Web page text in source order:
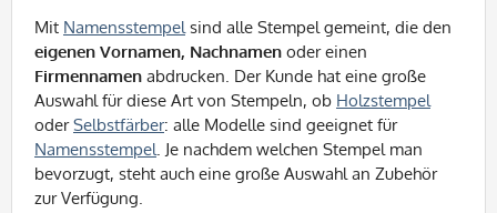
Mit Namensstempel sind alle Stempel gemeint, die den
eigenen Vornamen, Nachnamen oder einen
Firmennamen abdrucken. Der Kunde hat eine große
Auswahl für diese Art von Stempeln, ob Holzstempel
oderSelbstfärber: alle Modelle sind geeignet für
Namensstempel . Je nachdem welchen Stempel man
bevorzugt, steht auch eine große Auswahl an Zubehör
zur Verfügung.